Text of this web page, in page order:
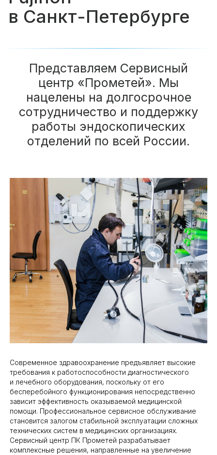
Современное здравоохранение предъявляет высокие
требования к работоспособности диагностического
и лечебного оборудования, поскольку от его
бесперебойного функционирования непосредственно
зависит эффективность оказываемой медицинской
помощи. Профессиональное сервисное обслуживание
становится залогом стабильной эксплуатации сложных
технических систем в медицинских организациях.
Сервисный центр ПК Прометей разрабатывает
комплексные решения, направленные на увеличение